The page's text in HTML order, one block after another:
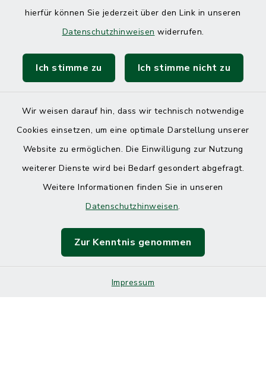
hierfür können Sie jederzeit über den Link in unseren
Datenschutzhinweisen widerrufen.
Ich stimme zu Ich stimme nicht zu
Wir weisen darauf hin, dass wir technisch notwendige
Cookies einsetzen, um eine optimale Darstellung unserer
Website zu ermöglichen. Die Einwilligung zur Nutzung
weiterer Dienste wird bei Bedarf gesondert abgefragt.
Weitere Informationen finden Sie in unseren
Datenschutzhinweisen.
Zur Kenntnis genommen
Impressum
Barrierefreiheit
Impressum
Sitemap